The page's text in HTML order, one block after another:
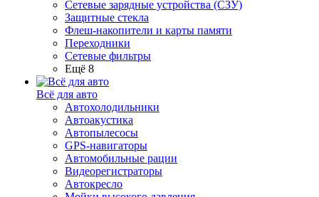
Сетевые зарядные устройства (СЗУ)
Защитные стекла
Флеш-накопители и карты памяти
Переходники
Сетевые фильтры
Ещё 8
Всё для авто
Автохолодильники
Автоакустика
Автопылесосы
GPS-навигаторы
Автомобильные рации
Видеорегистраторы
Автокресло